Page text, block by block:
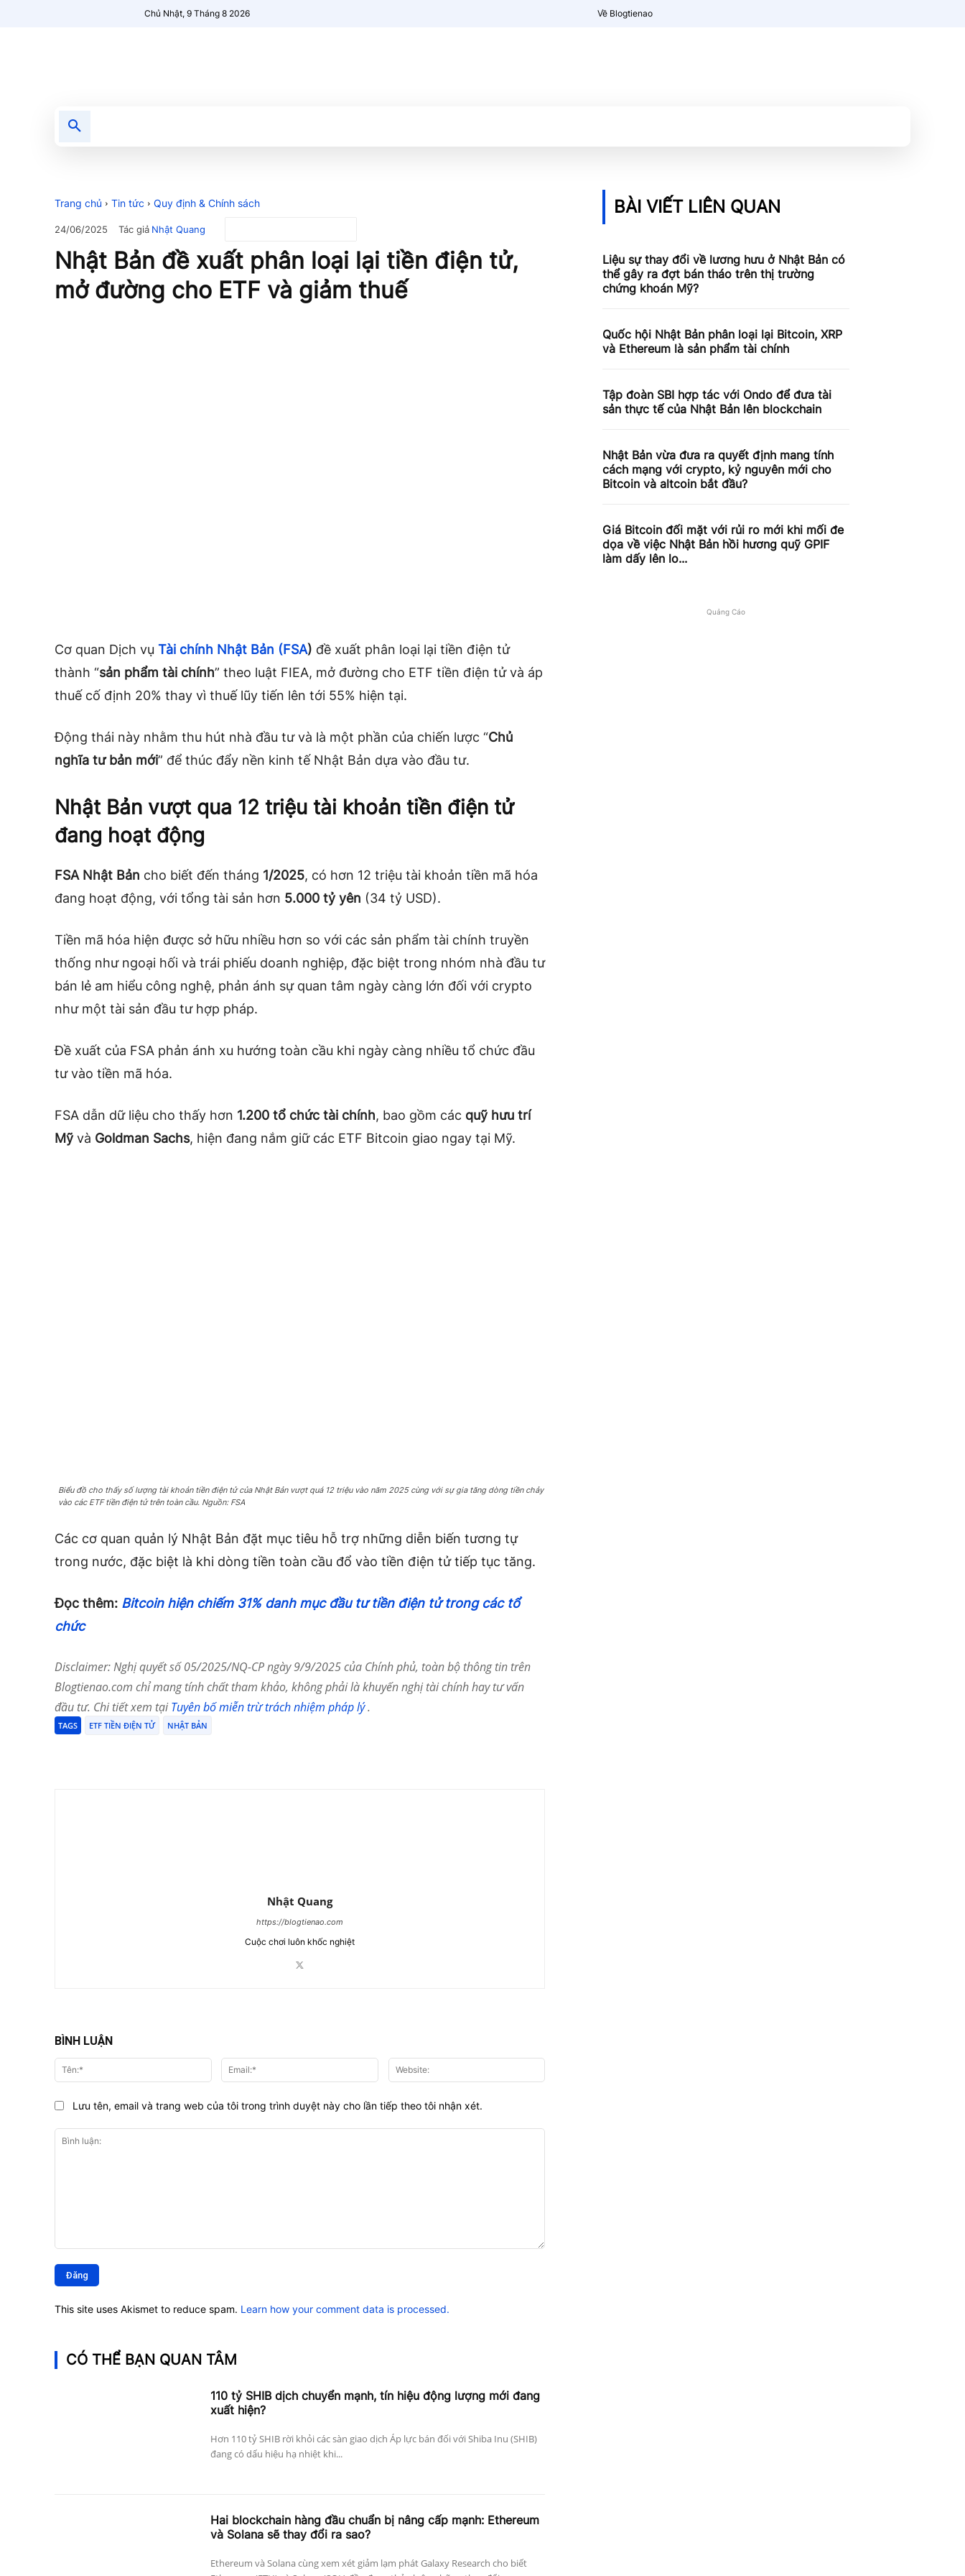
Chủ Nhật, 9 Tháng 8 2026 Về Blogtienao
Trang chủ Tin tức Quy định & Chính sách
24/06/2025 Tác giả Nhật Quang
Nhật Bản đề xuất phân loại lại tiền điện tử,
mở đường cho ETF và giảm thuế
Cơ quan Dịch vụ Tài chính Nhật Bản (FSA) đề xuất phân loại lại tiền điện tử
thành “sản phẩm tài chính” theo luật FIEA, mở đường cho ETF tiền điện tử và áp
thuế cố định 20% thay vì thuế lũy tiến lên tới 55% hiện tại.
Động thái này nhằm thu hút nhà đầu tư và là một phần của chiến lược “Chủ
nghĩa tư bản mới” để thúc đẩy nền kinh tế Nhật Bản dựa vào đầu tư.
Nhật Bản vượt qua 12 triệu tài khoản tiền điện tử
đang hoạt động
FSA Nhật Bản cho biết đến tháng 1/2025, có hơn 12 triệu tài khoản tiền mã hóa
đang hoạt động, với tổng tài sản hơn 5.000 tỷ yên (34 tỷ USD).
Tiền mã hóa hiện được sở hữu nhiều hơn so với các sản phẩm tài chính truyền
thống như ngoại hối và trái phiếu doanh nghiệp, đặc biệt trong nhóm nhà đầu tư
bán lẻ am hiểu công nghệ, phản ánh sự quan tâm ngày càng lớn đối với crypto
như một tài sản đầu tư hợp pháp.
Đề xuất của FSA phản ánh xu hướng toàn cầu khi ngày càng nhiều tổ chức đầu
tư vào tiền mã hóa.
FSA dẫn dữ liệu cho thấy hơn 1.200 tổ chức tài chính, bao gồm các quỹ hưu trí
Mỹvà Goldman Sachs, hiện đang nắm giữ các ETF Bitcoin giao ngay tại Mỹ.
Biểu đồ cho thấy số lượng tài khoản tiền điện tử của Nhật Bản vượt quá 12 triệu vào năm 2025 cùng với sự gia tăng dòng tiền chảy
vào các ETF tiền điện tử trên toàn cầu. Nguồn: FSA
Các cơ quan quản lý Nhật Bản đặt mục tiêu hỗ trợ những diễn biến tương tự
trong nước, đặc biệt là khi dòng tiền toàn cầu đổ vào tiền điện tử tiếp tục tăng.
Đọc thêm: Bitcoin hiện chiếm 31% danh mục đầu tư tiền điện tử trong các tổ
chức
Disclaimer: Nghị quyết số 05/2025/NQ-CP ngày 9/9/2025 của Chính phủ, toàn bộ thông tin trên
Blogtienao.com chỉ mang tính chất tham khảo, không phải là khuyến nghị tài chính hay tư vấn
đầu tư. Chi tiết xem tạiTuyên bố miễn trừ trách nhiệm pháp lý.
TAGS ETF TIỀN ĐIỆN TỬ NHẬT BẢN
Nhật Quang
https://blogtienao.com
Cuộc chơi luôn khốc nghiệt
BÌNH LUẬN
luận:
Tên:* Email:*
Lưu tên, email và trang web của tôi trong trình duyệt này cho lần tiếp theo tôi nhận xét.
This site uses Akismet to reduce spam. Learn how your comment data is processed.
CÓ THỂ BẠN QUAN TÂM
110 tỷ SHIB dịch chuyển mạnh, tín hiệu động lượng mới đang
xuất hiện?
Hơn 110 tỷ SHIB rời khỏi các sàn giao dịch Áp lực bán đối với Shiba Inu (SHIB)
đang có dấu hiệu hạ nhiệt khi...
Hai blockchain hàng đầu chuẩn bị nâng cấp mạnh: Ethereum
và Solana sẽ thay đổi ra sao?
Ethereum và Solana cùng xem xét giảm lạm phát Galaxy Research cho biết
BÀI VIẾT LIÊN QUAN
Liệu sự thay đổi về lương hưu ở Nhật Bản có
thể gây ra đợt bán tháo trên thị trường
chứng khoán Mỹ?
Quốc hội Nhật Bản phân loại lại Bitcoin, XRP
và Ethereum là sản phẩm tài chính
Tập đoàn SBI hợp tác với Ondo để đưa tài
sản thực tế của Nhật Bản lên blockchain
Nhật Bản vừa đưa ra quyết định mang tính
cách mạng với crypto, kỷ nguyên mới cho
Bitcoin và altcoin bắt đầu?
Giá Bitcoin đối mặt với rủi ro mới khi mối đe
dọa về việc Nhật Bản hồi hương quỹ GPIF
làm dấy lên lo...
Quảng Cáo